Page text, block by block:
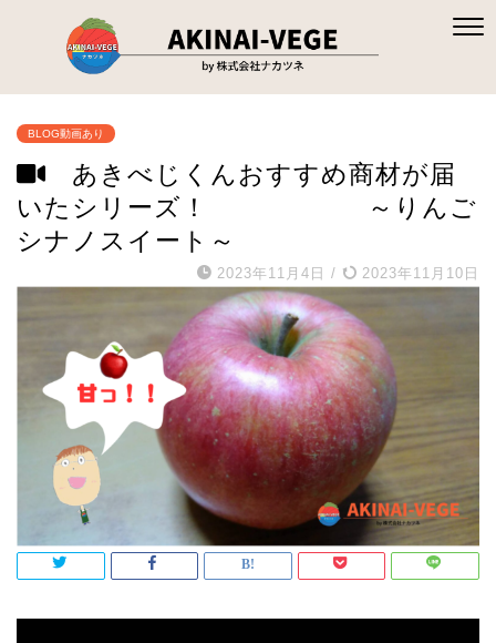
BLOG動画あり
あきべじくんおすすめ商材が届
いたシリーズ！ ～りんご
シナノスイート～
2023年11月4日 / 2023年11月10日